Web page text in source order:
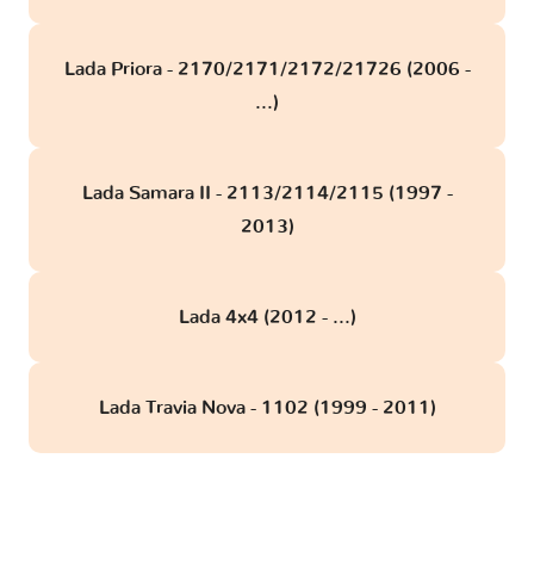
Lada Priora - 2170/2171/2172/21726 (2006 -
...)
Lada Samara II - 2113/2114/2115 (1997 -
2013)
Lada 4x4 (2012 - ...)
Lada Travia Nova - 1102 (1999 - 2011)